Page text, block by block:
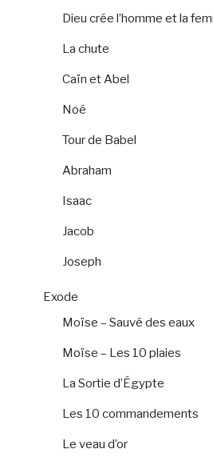
Dieu crée l’homme et la
La chute
Caïn et Abel
Noé
Tour de Babel
Abraham
Isaac
Jacob
Joseph
Exode
Moïse – Sauvé des eaux
Moïse – Les 10 plaies
La Sortie d’Égypte
Les 10 commandements
Le veau d’or